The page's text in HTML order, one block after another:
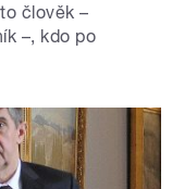
člověk –
–, kdo po